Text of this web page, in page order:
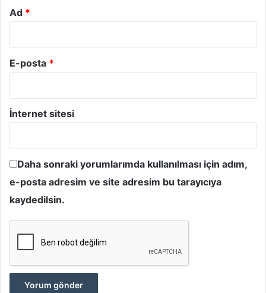
Ad *
E-posta *
İnternet sitesi
Daha sonraki yorumlarımda kullanılması için adım,
e-posta adresim ve site adresim bu tarayıcıya
kaydedilsin.